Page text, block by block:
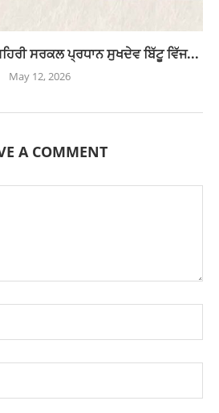
ਸਰਕਲ ਪ੍ਰਧਾਨ ਸੁਖਦੇਵ ਬਿੱਟੂ ਵਿੱਜ...
May 12, 2026
A COMMENT